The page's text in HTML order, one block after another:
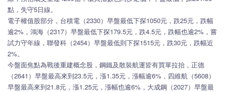
點，失守5日線。
電子權值股部分，台積電（2330）早盤最低下探1050元，跌25元，跌幅
逾2%，鴻海（2317）早盤最低下探179.5元，跌4.5元，跌幅也逾2%，嘗
試力守年線，聯發科（2454）早盤最低則下探1515元，跌30元，跌幅近
2%。
今盤面焦點為戰後重建概念股，鋼鐵及散裝航運皆有買單拉抬，正德
（2641）早盤最高來到23.5元，漲1.35元，漲幅逾6%，四維航（5608）
早盤最高來到21.8元，漲1.25元，漲幅也逾6%，大成鋼（2027）早盤最